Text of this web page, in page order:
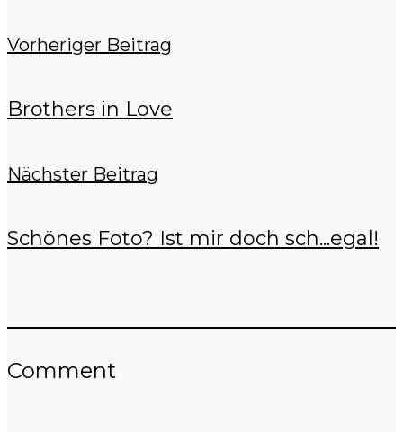
Vorheriger Beitrag
Brothers in Love
Nächster Beitrag
Schönes Foto? Ist mir doch sch...egal!
Comment